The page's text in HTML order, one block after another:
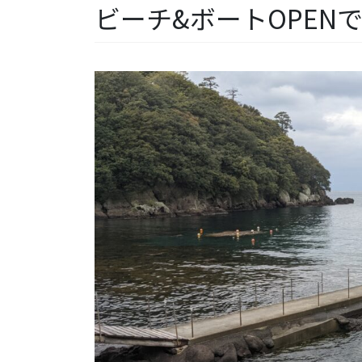
ビーチ&ボートOPEN